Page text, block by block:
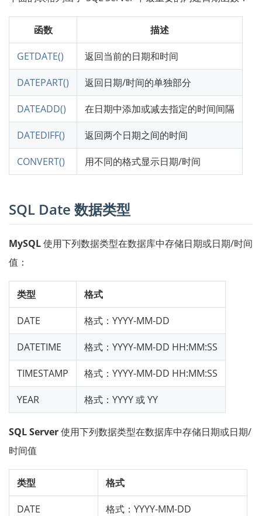
函数 描述
GETDATE() 返回当前的日期和时间
DATEPART() 返回日期/时间的单独部分
DATEADD() 在日期中添加或减去指定的时间间隔
DATEDIFF() 返回两个日期之间的时间
CONVERT() 用不同的格式显示日期/时间
SQL Date 数据类型
MySQL使用下列数据类型在数据库中存储日期或日期/时间
值：
类型 格式
DATE 格式：YYYY-MM-DD
DATETIME 格式：YYYY-MM-DD HH:MM:SS
TIMESTAMP 格式：YYYY-MM-DD HH:MM:SS
YEAR 格式：YYYY 或 YY
SQL Server使用下列数据类型在数据库中存储日期或日期/
时间值
类型 格式
DATE 格式：YYYY-MM-DD